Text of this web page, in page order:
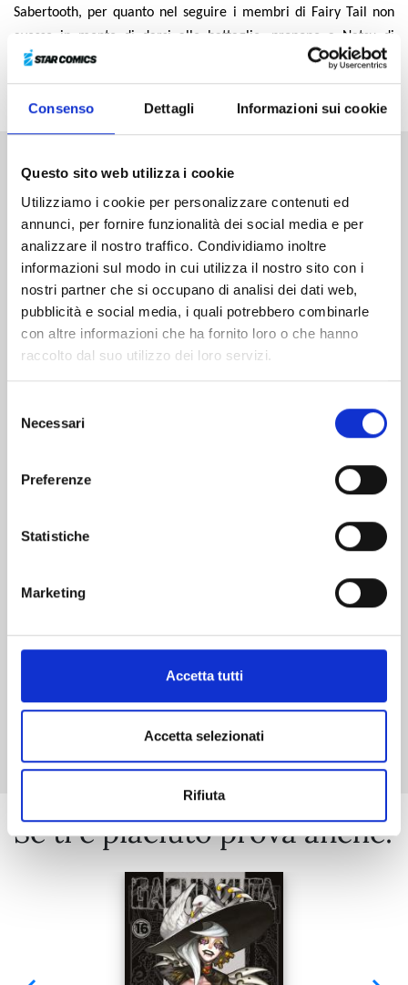
Consenso Dettagli Informazioni sui cookie
Questo sito web utilizza i cookie
Utilizziamo i cookie per personalizzare contenuti ed
annunci, per fornire funzionalità dei social media e per
analizzare il nostro traffico. Condividiamo inoltre
informazioni sul modo in cui utilizza il nostro sito con i
nostri partner che si occupano di analisi dei dati web,
pubblicità e social media, i quali potrebbero combinarle
con altre informazioni che ha fornito loro o che hanno
raccolto dal suo utilizzo dei loro servizi.
delNecessari
Preferenze
Statistiche
Marketing
Accetta tutti
Accetta selezionati
Rifiuta
Sabertooth, per quanto nel seguire i membri di Fairy Tail non
avesse in mente di darsi alle battaglie, propone a Natsu di
combattere insieme... Le due gilde vanno così all’attacco della
gilda di alchimisti Gold Owl!
Altri volumi della serie
Mostra tutto
Se ti è piaciuto prova anche: